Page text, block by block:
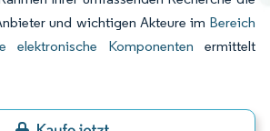
und wichtigen Akteure im Bereich
elektronische Komponenten ermittelt